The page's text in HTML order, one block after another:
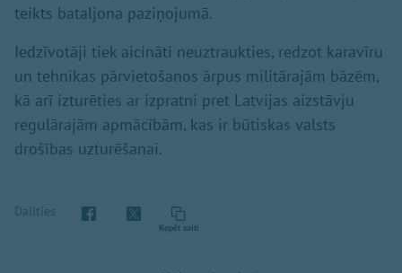
teikts bataljona paziņojumā.
Iedzīvotāji tiek aicināti neuztraukties, redzot karavīru
un tehnikas pārvietošanos ārpus militārajām bāzēm,
kā arī izturēties ar izpratni pret Latvijas aizstāvju
regulārajām apmācībām, kas ir būtiskas valsts
drošības uzturēšanai.
Dalīties
Kopēt saiti